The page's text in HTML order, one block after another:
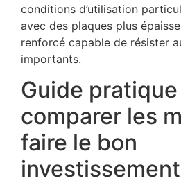
conditions d’utilisation
avec des plaques plus
renforcé capable de résister
importants.
Guide
comparer les
faire le bon
investissement